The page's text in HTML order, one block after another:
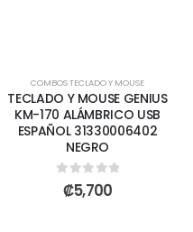
COMBOS TECLADO Y MOUSE
TECLADO Y MOUSE GENIUS
KM-170 ALÁMBRICO USB
ESPAÑOL 31330006402
NEGRO
out of 5
₡5,700